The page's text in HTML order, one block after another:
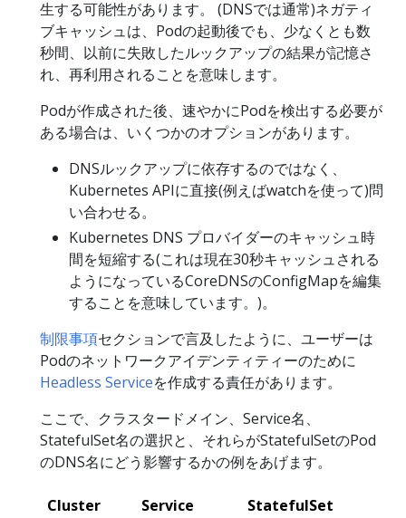
生する可能性があります。 (DNSでは通常)ネガティ
ブキャッシュは、Podの起動後でも、少なくとも数
秒間、以前に失敗したルックアップの結果が記憶さ
れ、再利用されることを意味します。
Podが作成された後、速やかにPodを検出する必要が
ある場合は、いくつかのオプションがあります。
DNSルックアップに依存するのではなく、
Kubernetes APIに直接(例えばwatchを使って)問
い合わせる。
Kubernetes DNS プロバイダーのキャッシュ時
間を短縮する(これは現在30秒キャッシュされる
ようになっているCoreDNSのConfigMapを編集
することを意味しています。)。
制限事項セクションで言及したように、ユーザーは
Podのネットワークアイデンティティーのために
Headless Serviceを作成する責任があります。
ここで、クラスタードメイン、Service名、
StatefulSet名の選択と、それらがStatefulSetのPod
のDNS名にどう影響するかの例をあげます。
Cluster
Service
StatefulSet